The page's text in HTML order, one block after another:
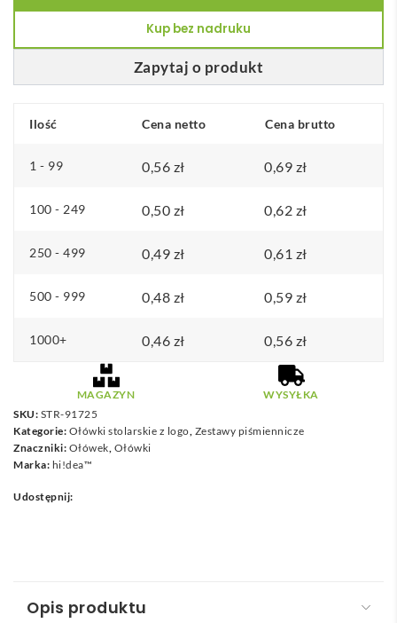
twardości
Zapytaj o produkt
Kup bez nadruku
Ilość Cena netto Cena brutto
1 - 99 0,56 zł 0,69 zł
100 - 249 0,50 zł 0,62 zł
250 - 499 0,49 zł 0,61 zł
500 - 999 0,48 zł 0,59 zł
1000+ 0,46 zł 0,56 zł
MAGAZYN
WYSYŁKA
SKU: STR-91725
Kategorie: Ołówki stolarskie z logo, Zestawy piśmiennicze
Znaczniki: Ołówek, Ołówki
Marka: hi!dea™
Udostępnij:
Opis produktu